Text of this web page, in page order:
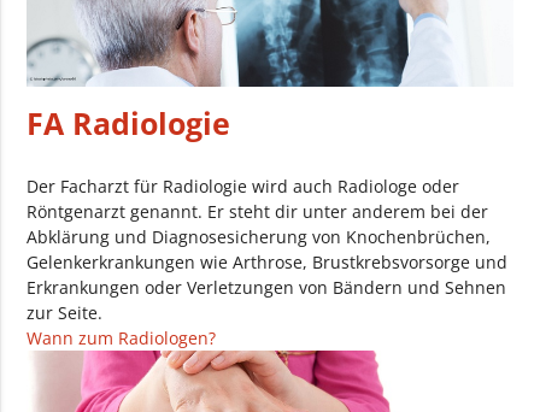
FA Radiologie
Der Facharzt für Radiologie wird auch Radiologe oder
Röntgenarzt genannt. Er steht dir unter anderem bei der
Abklärung und Diagnosesicherung von Knochenbrüchen,
Gelenkerkrankungen wie Arthrose, Brustkrebsvorsorge und
Erkrankungen oder Verletzungen von Bändern und Sehnen
zur Seite.
Wann zum Radiologen?